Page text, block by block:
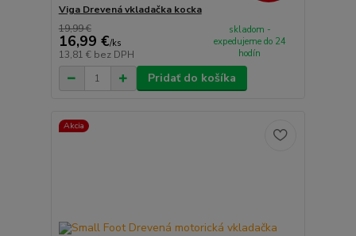
Viga Drevená vkladačka kocka
19,99 €
16,99 €/ks
13,81 € bez DPH
skladom -
expedujeme do 24
hodín
Pridať do košíka
Akcia